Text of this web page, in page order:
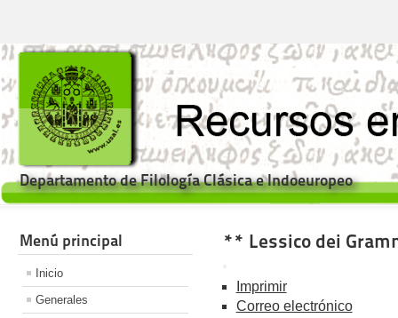
Departamento de Filología Clásica e Indoeuropeo
Menú principal
Inicio
Generales
** Lessico dei
Imprimir
Correo electrónico